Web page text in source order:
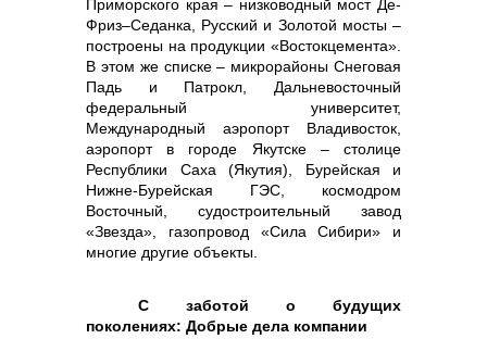
Приморского края – низководный мост Де-
Фриз–Седанка, Русский и Золотой мосты –
построены на продукции «Востокцемента».
В этом же списке – микрорайоны Снеговая
Падь и Патрокл, Дальневосточный
федеральный университет,
Международный аэропорт Владивосток,
аэропорт в городе Якутске – столице
Республики Саха (Якутия), Бурейская и
Нижне-Бурейская ГЭС, космодром
Восточный, судостроительный завод
«Звезда», газопровод «Сила Сибири» и
многие другие объекты.
С заботой о будущих
поколениях: Добрые дела компании